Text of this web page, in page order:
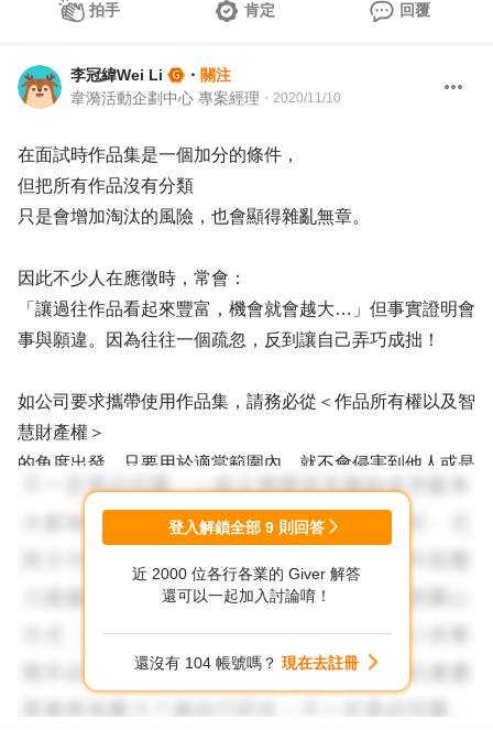
拍手 肯定 回覆
李冠緯Wei Li ・ 關注
韋漪活動企劃中心 專案經理 ・ 2020/11/10
在面試時作品集是一個加分的條件，
但把所有作品沒有分類
只是會增加淘汰的風險，也會顯得雜亂無章。
因此不少人在應徵時，常會：
「讓過往作品看起來豐富，機會就會越大…」但事實證明會
事與願違。因為往往一個疏忽，反到讓自己弄巧成拙！
如公司要求攜帶使用作品集，請務必從＜作品所有權以及智
慧財產權＞
的角度出發，只要用於適當範圍內，就不會侵害到他人或是
前東家的權利。
例如，此作品僅作為面試之用，
如果公司的說法奇怪，或是沒有要歸還，也請自行判斷是否
登入解鎖全部 9 則回答
近 2000 位各行各業的 Giver 解答
還可以一起加入討論唷！
還沒有 104 帳號嗎？ 現在去註冊